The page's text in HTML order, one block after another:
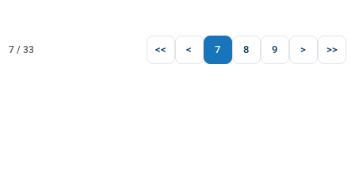
7 / 33 << < 7 8 9 > >>